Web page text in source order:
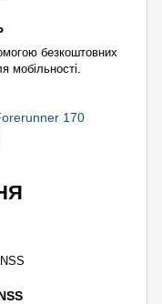
безкоштовних
мобільності.